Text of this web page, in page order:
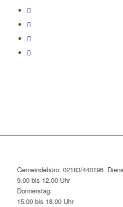
Gemeindebüro: 02183/440196
9.00 bis 12.00 Uhr
Donnerstag:
15.00 bis 18.00 Uhr